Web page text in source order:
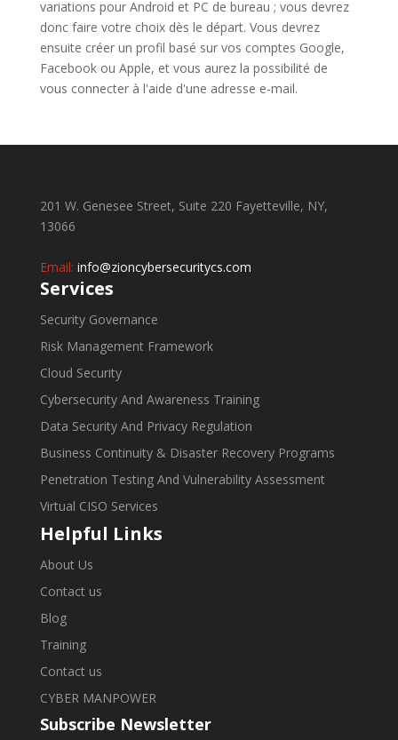
variations pour Android et PC de bureau ; vous devrez
donc faire votre choix dès le départ. Vous devrez
ensuite créer un profil basé sur vos comptes Google,
Facebook ou Apple, et vous aurez la possibilité de
vous connecter à l'aide d'une adresse e-mail.
201 W. Genesee Street, Suite 220 Fayetteville, NY,
13066
Email: info@zioncybersecuritycs.com
Services
Security Governance
Risk Management Framework
Cloud Security
Cybersecurity And Awareness Training
Data Security And Privacy Regulation
Business Continuity & Disaster Recovery Programs
Penetration Testing And Vulnerability Assessment
Virtual CISO Services
Helpful Links
About Us
Contact us
Blog
Training
Contact us
CYBER MANPOWER
Subscribe Newsletter